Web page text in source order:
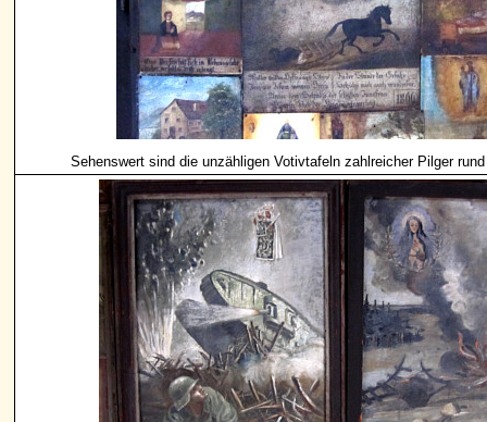
Sehenswert sind die unzähligen Votivtafeln zahlreicher Pilger